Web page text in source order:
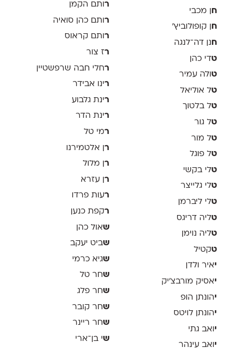
ח
ן מכבי
ח ן קופולוביץ'
ח נן דה־לנגה
טדי כהן
טולה עמיר
טל אוליאל
טל בלטוך
טל גור
טל מור
טל פוגל
טלי בקשי
טלי גלייצר
טלי ליברמן
טליה דריגס
טליה נוימן
טקטיל
יאיר ולדן
יאסיק מורבצ'יק
יהונתן הופ
יהונתן לויטס
י ואב גתי
יואב עינהר
רותם הקמן
ר ותם כהן סואיה
רותם קראוס
רז צור
רחלי חבה שרפשטיין
רינו אבידר
רינת גלבוע
רינת הדר
רמי טל
רן אלטמירנו
ר ן מלול
ר ן עזרא
רעות פרדו
רקפת כנען
שאול כהן
שביט יעקב
שגיא כרמי
שחר טל
שחר פלג
שחר קובר
שחר ריינר
שי בן־ארי